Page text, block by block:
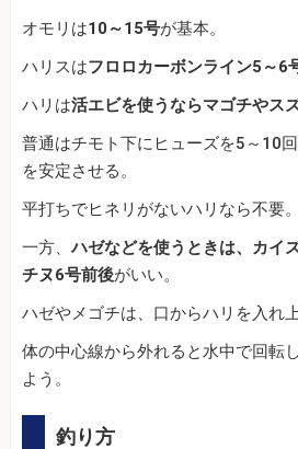
オモリは10～15号が基本。
ハリスはフロロカーボンライン5～6
ハリは活エビを使うならマゴチやス
普通はチモト下にヒューズを5～10
を安定させる。
平打ちでヒネリがないハリなら不要。
一方、ハゼなどを使うときは、カイ
チヌ6号前後がいい。
ハゼやメゴチは、口からハリを入れ
体の中心線から外れると水中で回転
よう。
釣り方